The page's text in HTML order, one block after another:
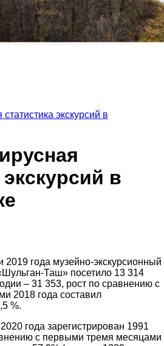
экскурсий в
экскурсий в
года музейно-экскурсионный
Таш» посетило 13 314
– 31 353, рост по сравнению с
2018 года составил
%.
года зарегистрирован 1991
с первыми тремя месяцами